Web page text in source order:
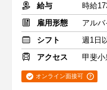
給与
雇用形態
アルバ
シフト
週1日
アクセス
甲斐小
オンライン面接可